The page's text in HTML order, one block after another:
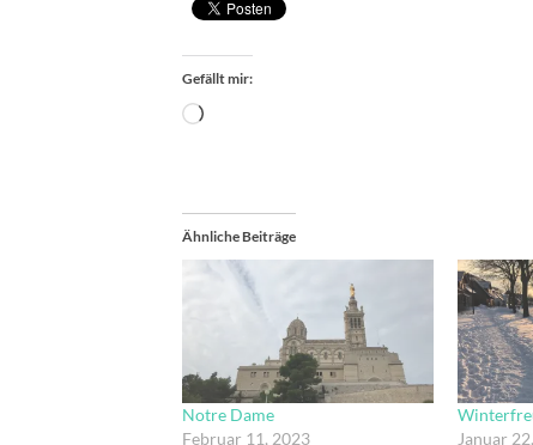
Gefällt mir:
Wird
Ähnliche Beiträge
Notre Dame
Februar 11, 2023
Januar